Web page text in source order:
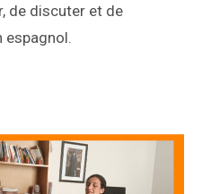
de discuter et de
espagnol.